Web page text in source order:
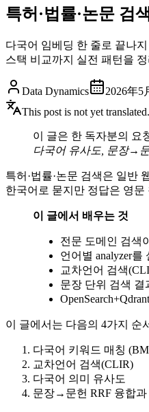
특허·법률·논문 검
다국어 임베딩 한 줄로 끝나
스택 비교까지 실전 패턴을
Data Dynamics 2026年5
This post is not yet
이 글은 한 독자분의 요
다국어 유사도, 문장→
특허·법률·논문 검색은 일반
한국어로 묻지만 정답은 영
이 글에서 배우는 것
전문 도메인 검색
언어별 analyzer
교차언어 검색
문장 단위 검색 결
이 글에서는 다음의 4가지 순
다국어 키워드 매칭
교차언어 검색(CLIR)
다국어 의미 유사도
문장→문헌 RRF 융합과